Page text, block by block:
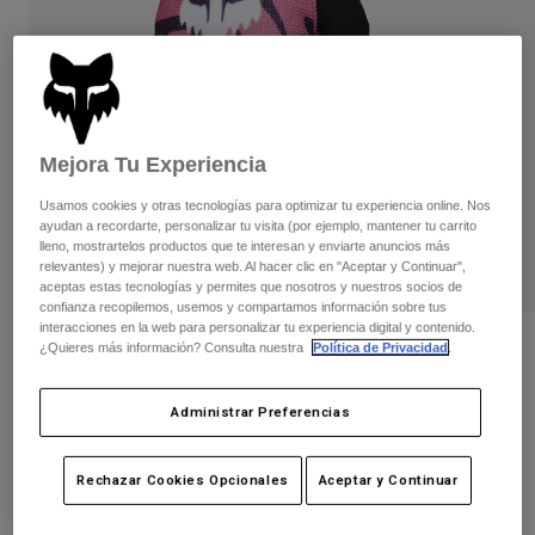
Pantalones largos
Pantalones cortos
Chaquetas y chalecos
Guantes
Protecciones
Gafas de protección
Accesorios
Pantalones
Guantes
Protecciones
Gafas de protección
Calcetines
Recambios
Camisas
Ver todo
Mujer
Camisetas y tops
Sudaderas
Chaquetas
Pantalones
Niños
Gafas de Protección
Calcetines
Ver todo
Moto
Cascos
Camisetas
Pantalones
Botas
Protecciones
Guantes
Gafas de Protección
Opiniones
Guante 180 Race Spec - Mujer
Price reduced from
26,99 €to17,54 € 35% OFF
Mejora Tu Experiencia
Usamos cookies y otras tecnologías para optimizar tu experiencia online. Nos
ayudan a recordarte, personalizar tu visita (por ejemplo, mantener tu carrito
lleno, mostrartelos productos que te interesan y enviarte anuncios más
relevantes) y mejorar nuestra web. Al hacer clic en "Aceptar y Continuar",
aceptas estas tecnologías y permites que nosotros y nuestros socios de
confianza recopilemos, usemos y compartamos información sobre tus
interacciones en la web para personalizar tu experiencia digital y contenido.
¿Quieres más información? Consulta nuestra
Política de Privacidad
Administrar Preferencias
Rechazar Cookies Opcionales Aceptar y Continuar